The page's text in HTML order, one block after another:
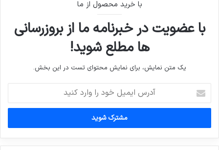
با خرید محصول از ما
با عضویت در خبرنامه ما از بروزرسانی
ها مطلع شوید!
یک متن نمایش، برای نمایش محتوای تست در این بخش.
ایمیل
خود
وارد
کنید